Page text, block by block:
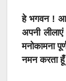
हे भगवन !
अपनी
मनोकामना
नमन करता